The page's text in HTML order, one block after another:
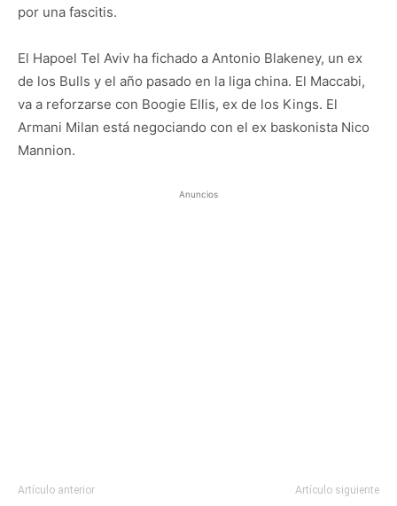
por una fascitis.
El Hapoel Tel Aviv ha fichado a Antonio Blakeney, un ex
de los Bulls y el año pasado en la liga china. El Maccabi,
va a reforzarse con Boogie Ellis, ex de los Kings. El
Armani Milan está negociando con el ex baskonista Nico
Mannion.
Anuncios
Artículo anterior Artículo siguiente